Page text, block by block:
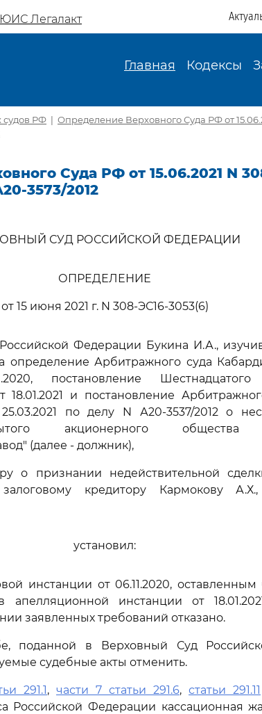
ЮИС Легалакт
Главная Кодексы
судов РФ | Определение Верховного Суда РФ от
Суда РФ от 15.06.2021 N
3573/2012
СУД РОССИЙСКОЙ ФЕДЕРАЦИИ
ОПРЕДЕЛЕНИЕ
от 15 июня 2021 г. N 308-ЭС16-3053(6)
Федерации Букина И.А.,
определение Арбитражного суда
постановление Шестнадцатого
18.01.2021 и постановление
по делу N А20-3537/2012 о
акционерного общества
(далее - должник),
о признании недействительной
кредитору Кармокову
установил:
инстанции от 06.11.2020,
апелляционной инстанции от
заявленных требований отказано.
поданной в Верховный Суд
судебные акты отменить.
291.1, части 7 статьи 291.6, статьи 291.11
Российской Федерации кассационная